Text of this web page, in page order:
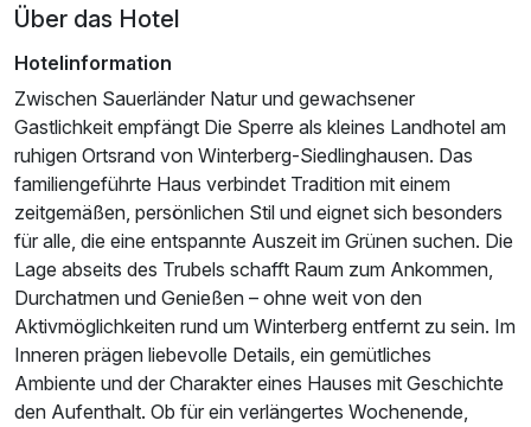
Ausstattung
Zusatznächte
Für 5 Tage p.P. ab349,00 €
Über das Hotel
Hotelinformation
Zwischen Sauerländer Natur und gewachsener
Gastlichkeit empfängt Die Sperre als kleines Landhotel am
ruhigen Ortsrand von Winterberg-Siedlinghausen. Das
familiengeführte Haus verbindet Tradition mit einem
zeitgemäßen, persönlichen Stil und eignet sich besonders
für alle, die eine entspannte Auszeit im Grünen suchen. Die
Lage abseits des Trubels schafft Raum zum Ankommen,
Durchatmen und Genießen – ohne weit von den
Aktivmöglichkeiten rund um Winterberg entfernt zu sein. Im
Inneren prägen liebevolle Details, ein gemütliches
Ambiente und der Charakter eines Hauses mit Geschichte
den Aufenthalt. Ob für ein verlängertes Wochenende,